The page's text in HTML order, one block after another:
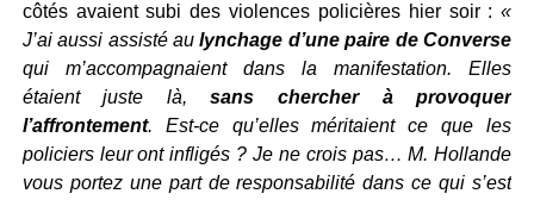
côtés avaient subi des violences policières hier soir :«
J’ai aussi assisté aulynchage d’une paire de Converse
qui m’accompagnaient dans la manifestation. Elles
étaient juste là,sans chercher à provoquer
l’affrontement. Est-ce qu’elles méritaient ce que les
policiers leur ont infligés ? Je ne crois pas… M. Hollande
vous portez une part de responsabilité dans ce qui s’est